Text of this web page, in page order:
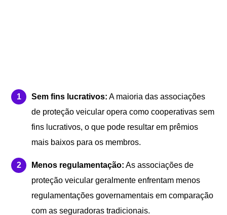
Sem fins lucrativos: A maioria das associações
de proteção veicular opera como cooperativas sem
fins lucrativos, o que pode resultar em prêmios
mais baixos para os membros.
Menos regulamentação: As associações de
proteção veicular geralmente enfrentam menos
regulamentações governamentais em comparação
com as seguradoras tradicionais.